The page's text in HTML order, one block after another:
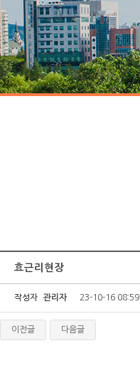
효근리현장
작성자 관리자 23-10-16 08:59
이전글 다음글